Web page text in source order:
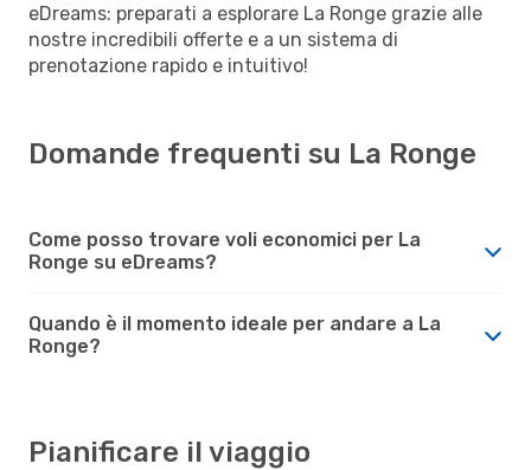
eDreams: preparati a esplorare La Ronge grazie alle
nostre incredibili offerte e a un sistema di
prenotazione rapido e intuitivo!
Domande frequenti su La Ronge
Come posso trovare voli economici per La
Ronge su eDreams?
Quando è il momento ideale per andare a La
Ronge?
Pianificare il viaggio